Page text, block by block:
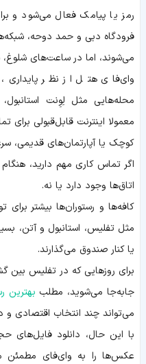
رمز یا پیامک فعال می‌شود و
فرودگاه دبی و حمد دوحه،
می‌شوند، اما در ساعت‌های
وای‌فای هتل از نظر
محله‌هایی مثل لِوِنت
معمولا اینترنت قابل‌قبولی برای
کوچک یا آپارتمان‌های قدیمی،
اگر تماس کاری مهم دارید،
اتاق‌ها وجود دارد یا نه.
کافه‌ها و رستوران‌ها بیشتر برای
مثل تفلیس، استانبول و آتن،
یا کنار صندوق می‌گذارند.
برای روزهایی که در تفلیس
جابه‌جا می‌شوید، مطلب بهترین
می‌تواند چند انتخاب اقتصادی
با این حال، دانلود فایل‌های
عکس‌ها را به وای‌فای مطمئن